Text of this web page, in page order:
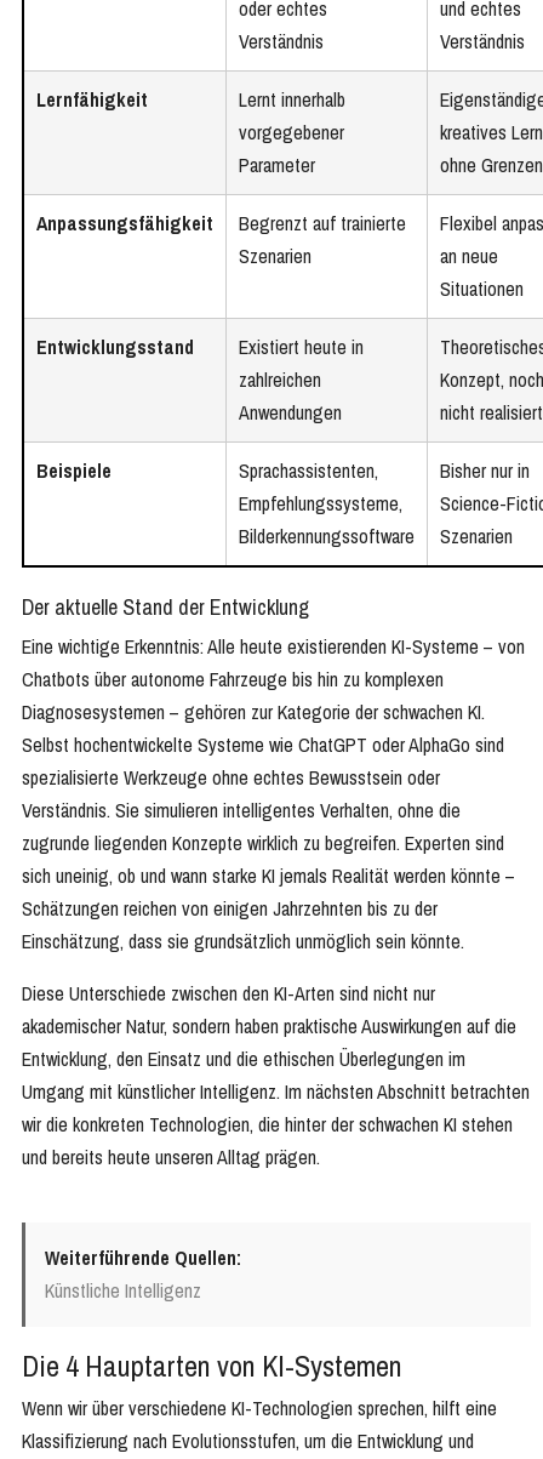
oder echtes
Verständnis
und echtes
Verständnis
Lernfähigkeit
Lernt innerhalb
vorgegebener
Parameter
kreatives
ohne Grenzen
Anpassungsfähigkeit
Begrenzt auf trainierte
Szenarien
Flexibel
an neue
Situationen
Entwicklungsstand
Existiert heute in
zahlreichen
Anwendungen
Konzept, noch
nicht realisiert
Beispiele
Sprachassistenten,
Empfehlungssysteme,
Bilderkennungssoftware
Bisher nur in
Science-
Szenarien
Der aktuelle Stand der Entwicklung
Eine wichtige Erkenntnis: Alle heute existierenden KI-Systeme – von
Chatbots über autonome Fahrzeuge bis hin zu komplexen
Diagnosesystemen – gehören zur Kategorie der schwachen KI.
Selbst hochentwickelte Systeme wie ChatGPT oder AlphaGo sind
spezialisierte Werkzeuge ohne echtes Bewusstsein oder
Verständnis. Sie simulieren intelligentes Verhalten, ohne die
zugrunde liegenden Konzepte wirklich zu begreifen. Experten sind
sich uneinig, ob und wann starke KI jemals Realität werden könnte –
Schätzungen reichen von einigen Jahrzehnten bis zu der
Einschätzung, dass sie grundsätzlich unmöglich sein könnte.
Diese Unterschiede zwischen den KI-Arten sind nicht nur
akademischer Natur, sondern haben praktische Auswirkungen auf die
Entwicklung, den Einsatz und die ethischen Überlegungen im
Umgang mit künstlicher Intelligenz. Im nächsten Abschnitt betrachten
wir die konkreten Technologien, die hinter der schwachen KI stehen
und bereits heute unseren Alltag prägen.
Weiterführende Quellen:
Künstliche Intelligenz
Die 4 Hauptarten von KI-Systemen
Wenn wir über verschiedene KI-Technologien sprechen, hilft eine
Klassifizierung nach Evolutionsstufen, um die Entwicklung und